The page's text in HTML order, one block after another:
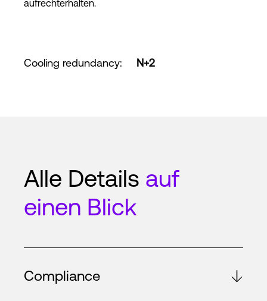
aufrechterhalten.
Cooling redundancy: N+2
Alle Details auf
einen Blick
Compliance